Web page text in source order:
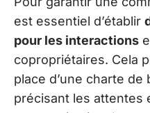
est essentiel d’établir
pour les interactions
copropriétaires. Cela
place d’une charte
précisant les attentes